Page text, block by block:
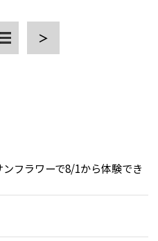
＞
フラワーで8/1から体験でき